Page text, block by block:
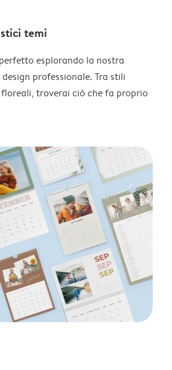
temi
esplorando la nostra
professionale. Tra stili
troverai ciò che fa proprio